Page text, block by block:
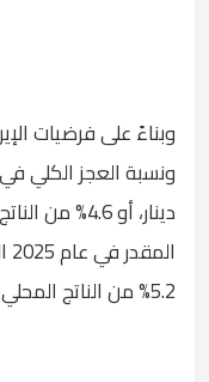
وبناءً على فرضيات
دينار، أو
5.2% من الناتج المحلي الإجمالي.